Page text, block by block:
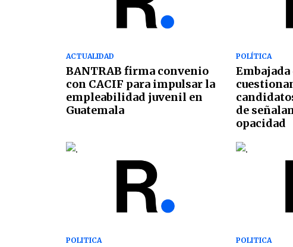
ACTUALIDAD
BANTRAB firma convenio
con CACIF para impulsar la
empleabilidad juvenil en
Guatemala
POLÍTICA
Embajada
de
opacidad
POLITICA POLITICA